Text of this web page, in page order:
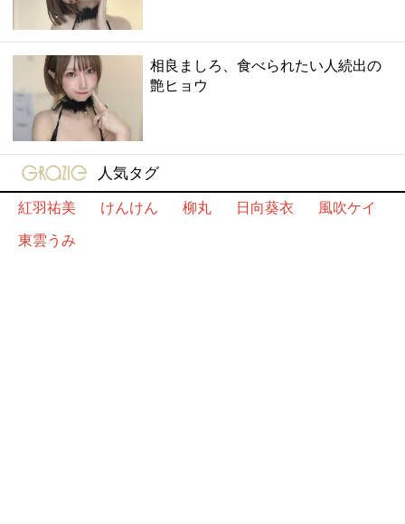
相良ましろ、食べられたい人続出の
艶ヒョウ
gravure-grazie
人気タグ
紅羽祐美
けんけん 柳丸 日向葵衣
風吹ケイ
東雲うみ